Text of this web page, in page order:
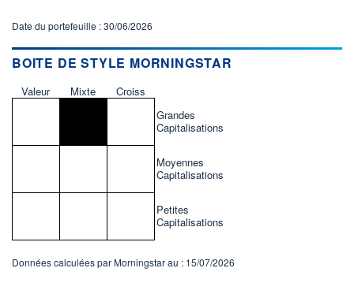
Date du portefeuille : 30/06/2026
BOITE DE STYLE MORNINGSTAR
Valeur Mixte
Croiss
Grandes
Capitalisations
Moyennes
Capitalisations
Petites
Capitalisations
Données calculées par Morningstar au : 15/07/2026